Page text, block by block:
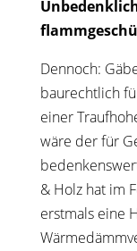
Dennoch:
baurechtlich
einer
wäre der für
& Holz hat im
erstmals eine